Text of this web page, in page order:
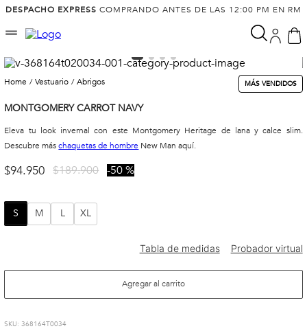
DESPACHO EXPRESS COMPRANDO ANTES DE LAS 12:00 PM EN RM
vestuario abrigos MÁS VENDIDOS
MONTGOMERY CARROT NAVY
Eleva tu look invernal con este Montgomery Heritage de lana y calce slim.
Descubre máschaquetas de hombre New Man aquí.
$94.950 $189.900 50 %
S M L XL
Agregar al carrito
:368164T0034